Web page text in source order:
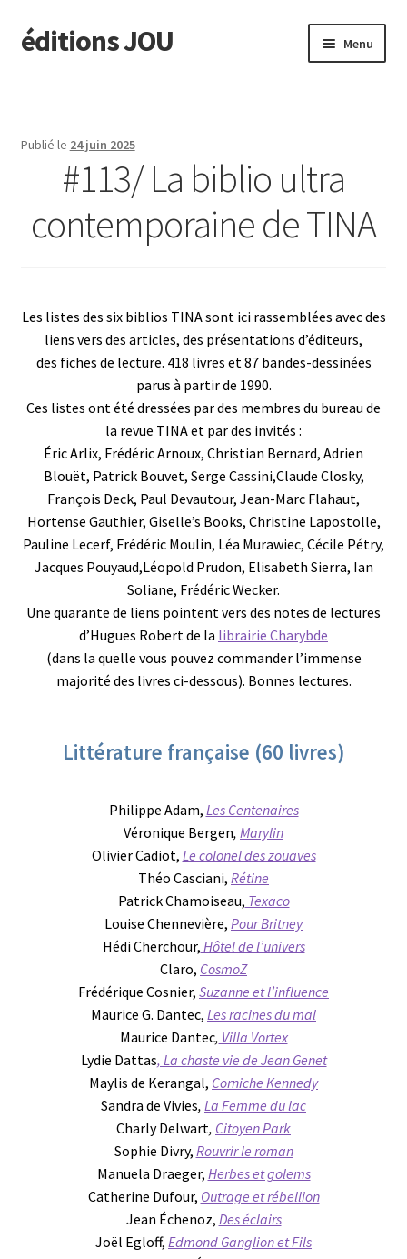
Aller
à
Aller
au
éditions JOU Menu
Actus
Catalogue
menu
TINA
menu
enfant
Presse/Notes
Publié le 24 juin 2025
#113/ La biblio ultra
contemporaine de TINA
Les listes des six biblios TINA sont ici rassemblées avec des
liens vers des articles, des présentations d’éditeurs,
des fiches de lecture. 418 livres et 87 bandes-dessinées
parus à partir de 1990.
Ces listes ont été dressées par des membres du bureau de
la revue TINA et par des invités :
Éric Arlix, Frédéric Arnoux, Christian Bernard, Adrien
Blouët, Patrick Bouvet, Serge Cassini,Claude Closky,
François Deck, Paul Devautour, Jean-Marc Flahaut,
Hortense Gauthier, Giselle’s Books, Christine Lapostolle,
Pauline Lecerf, Frédéric Moulin, Léa Murawiec, Cécile Pétry,
Jacques Pouyaud,Léopold Prudon, Elisabeth Sierra, Ian
Soliane, Frédéric Wecker.
Une quarante de liens pointent vers des notes de lectures
d’Hugues Robert de la librairie Charybde
(dans la quelle vous pouvez commander l’immense
majorité des livres ci-dessous). Bonnes lectures.
Littérature française (60 livres)
Philippe Adam, Les Centenaires
Véronique Bergen, Marylin
Olivier Cadiot, Le colonel des zouaves
Théo Casciani, Rétine
Patrick Chamoiseau, Texaco
Louise Chennevière, Pour Britney
Hédi Cherchour, Hôtel de l’univers
Claro, CosmoZ
Frédérique Cosnier, Suzanne et l’influence
Maurice G. Dantec, Les racines du mal
Maurice Dantec, Villa Vortex
Lydie Dattas, La chaste vie de Jean Genet
Maylis de Kerangal, Corniche Kennedy
Sandra de Vivies, La Femme du lac
Charly Delwart, Citoyen Park
Sophie Divry, Rouvrir le roman
Manuela Draeger, Herbes et golems
Catherine Dufour, Outrage et rébellion
Jean Échenoz, Des éclairs
Joël Egloff, Edmond Ganglion et Fils